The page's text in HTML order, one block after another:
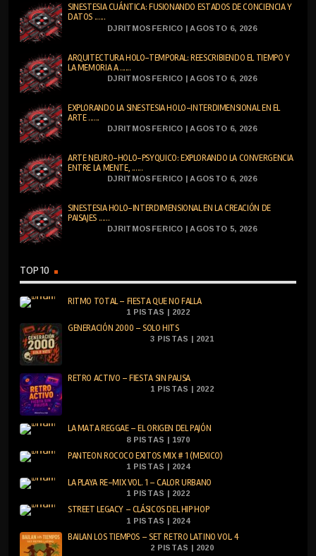
SINESTESIA CUÁNTICA: FUSIONANDO ESTADOS DE CONCIENCIA Y
DATOS ......
DJRITMOSFERICO | AGOSTO 6, 2026
ARQUITECTURA HOLO-TEMPORAL: REESCRIBIENDO EL TIEMPO Y
LA MEMORIA A ......
DJRITMOSFERICO | AGOSTO 6, 2026
EXPLORANDO LA SINESTESIA HOLO-INTERDIMENSIONAL EN EL
ARTE ......
DJRITMOSFERICO | AGOSTO 6, 2026
ARTE NEURO-HOLO-PSYQUICO: EXPLORANDO LA CONVERGENCIA
ENTRE LA MENTE, ......
DJRITMOSFERICO | AGOSTO 6, 2026
SINESTESIA HOLO-INTERDIMENSIONAL EN LA CREACIÓN DE
PAISAJES ......
DJRITMOSFERICO | AGOSTO 5, 2026
TOP 10
RITMO TOTAL – FIESTA QUE NO FALLA
1 PISTAS | 2022
GENERACIÓN 2000 – SOLO HITS
3 PISTAS | 2021
RETRO ACTIVO – FIESTA SIN PAUSA
1 PISTAS | 2022
LA MATA REGGAE – EL ORIGEN DEL PAJÓN
8 PISTAS | 1970
PANTEON ROCOCO EXITOS MIX # 1 (MEXICO)
1 PISTAS | 2024
LA PLAYA RE-MIX VOL. 1 – CALOR URBANO
1 PISTAS | 2022
STREET LEGACY – CLÁSICOS DEL HIP HOP
1 PISTAS | 2024
BAILAN LOS TIEMPOS – SET RETRO LATINO VOL. 4
2 PISTAS | 2020